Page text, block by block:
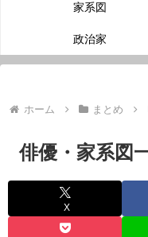
家系図
政治家
ホーム まとめ
俳優・家系図
X